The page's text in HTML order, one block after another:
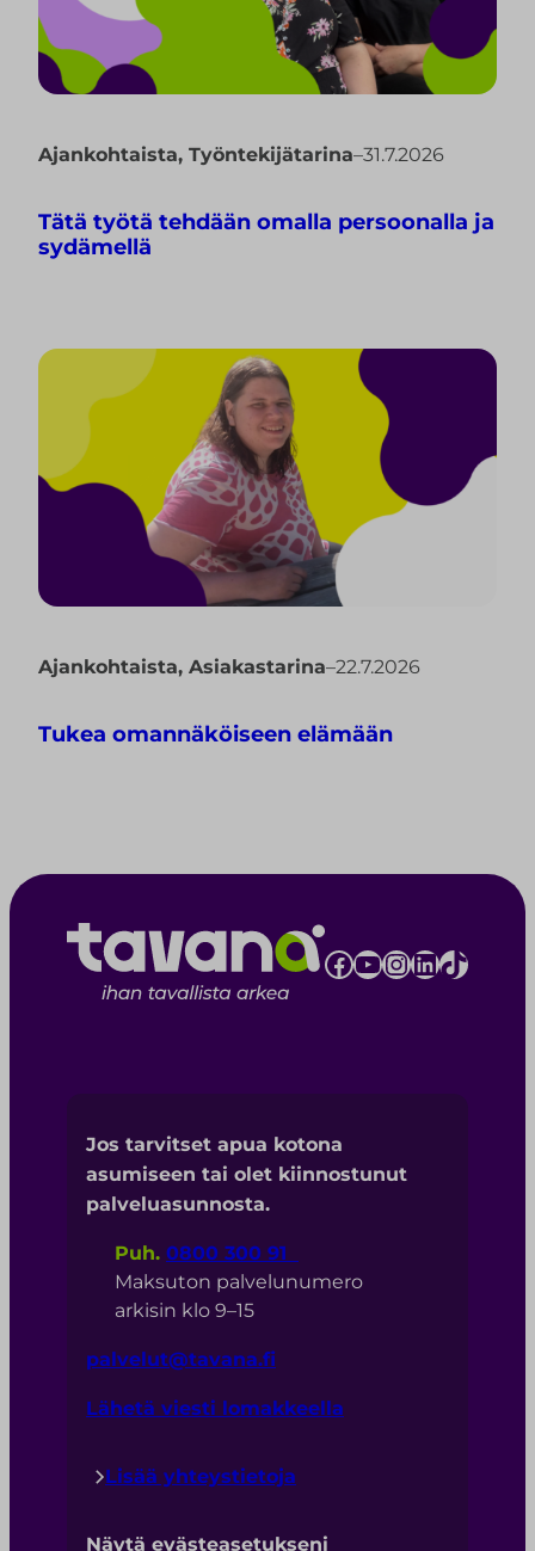
Ajankohtaista, Työntekijätarina–31.7.2026
Tätä työtä tehdään omalla persoonalla ja
sydämellä
Ajankohtaista, Asiakastarina–22.7.2026
Tukea omannäköiseen elämään
Facebook YouTube InstagramLinkedIn TikTok
Jos tarvitset apua kotona
asumiseen tai olet kiinnostunut
palveluasunnosta.
Puh. 0800 300 91
Maksuton palvelunumero
arkisin klo 9–15
palvelut@tavana.fi
Lähetä viesti lomakkeella
Lisää yhteystietoja
Näytä evästeasetukseni